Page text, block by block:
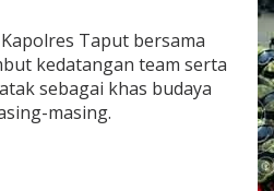
Taput bersama
kedatangan team serta
sebagai khas budaya
masing.